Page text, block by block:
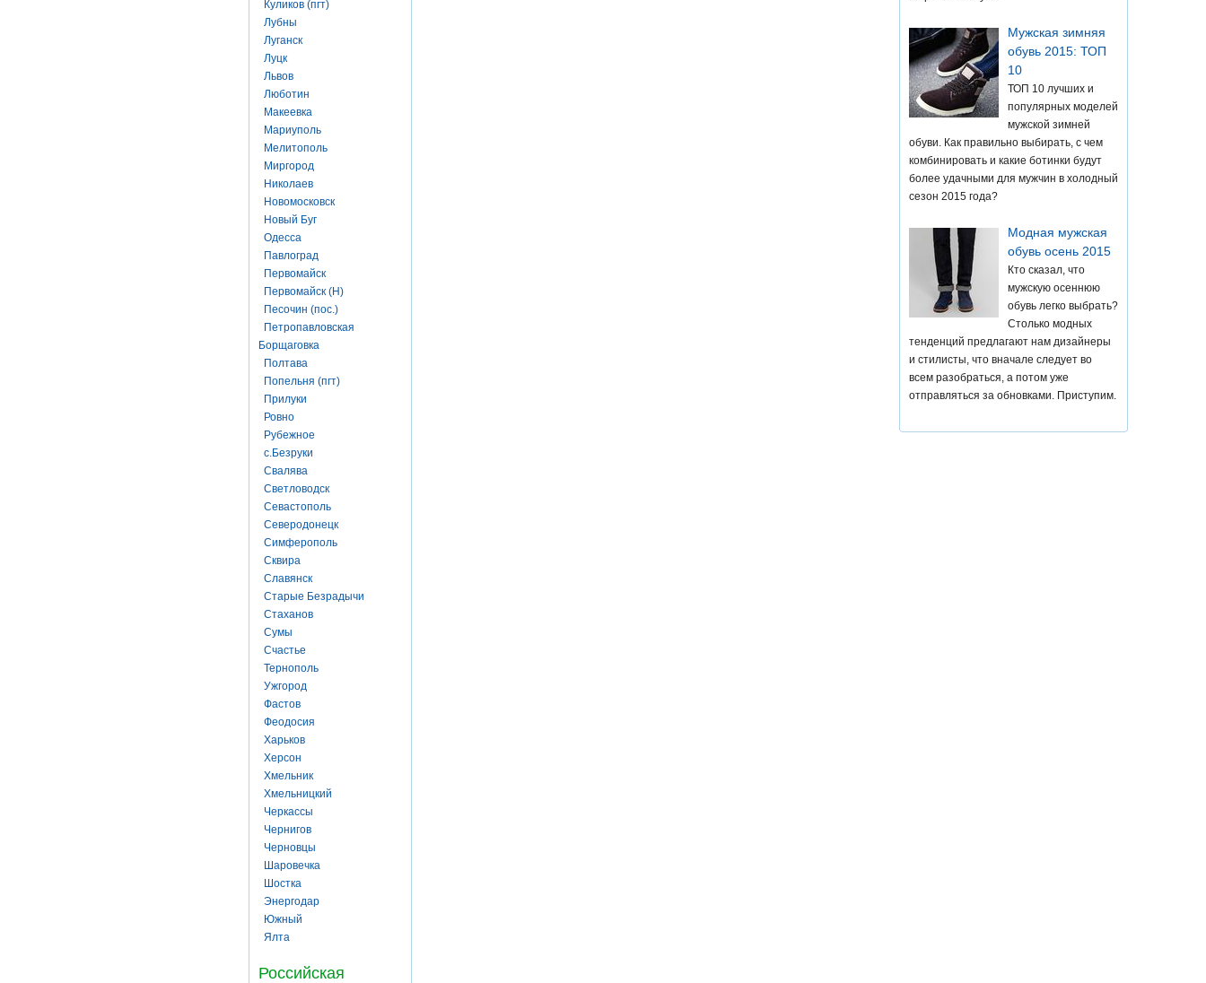
Куликов (пгт)
Лубны
Луганск
Луцк
Львов
Люботин
Макеевка
Мариуполь
Мелитополь
Миргород
Николаев
Новомосковск
Новый Буг
Одесса
Павлоград
Первомайск
Первомайск (Н)
Песочин (пос.)
Петропавловская
Борщаговка
Полтава
Попельня (пгт)
Прилуки
Ровно
Рубежное
с.Безруки
Свалява
Светловодск
Севастополь
Северодонецк
Симферополь
Сквира
Славянск
Старые Безрадычи
Стаханов
Сумы
Счастье
Тернополь
Ужгород
Фастов
Феодосия
Харьков
Херсон
Хмельник
Хмельницкий
Черкассы
Чернигов
Черновцы
Шаровечка
Шостка
Энергодар
Южный
Ялта
Российская
Мужская зимняя
обувь 2015: ТОП
10
ТОП 10 лучших и
популярных моделей
мужской зимней
обуви. Как правильно выбирать, с чем
комбинировать и какие ботинки будут
более удачными для мужчин в холодный
сезон 2015 года?
Модная мужская
обувь осень 2015
Кто сказал, что
мужскую осеннюю
обувь легко выбрать?
Столько модных
тенденций предлагают нам дизайнеры
и стилисты, что вначале следует во
всем разобраться, а потом уже
отправляться за обновками. Приступим.